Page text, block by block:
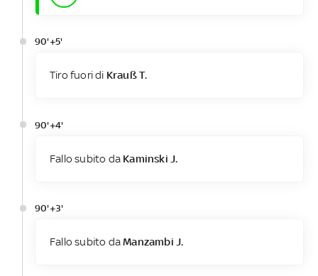
90'+5'
Tiro fuori di Krauß T.
90'+4'
Fallo subito da Kaminski J.
90'+3'
Fallo subito daManzambi J.